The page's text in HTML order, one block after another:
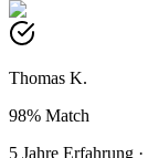
Thomas K.
98% Match
5 Jahre Erfahrung ·